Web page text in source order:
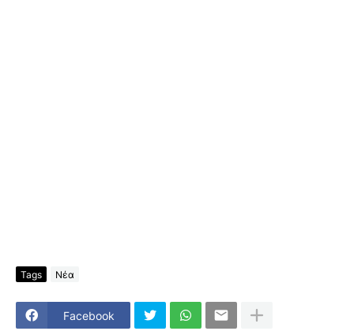
Tags Νέα
Facebook